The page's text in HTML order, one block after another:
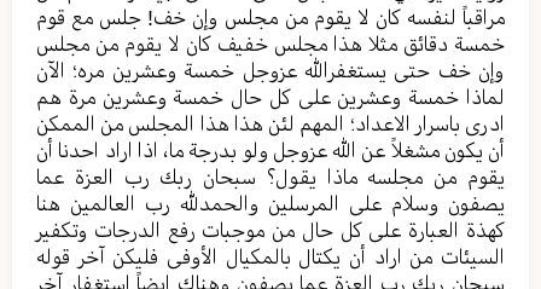
مراقباً لنفسه کان لا یقوم من مجلس وإن خف! جلس مع قوم
خمسة دقائق مثلا هذا مجلس خفیف کان لا یقوم من مجلس
وإن خف حتی یستغفرالله عزوجل خمسة وعشرین مره؛ الآن
لماذا خمسة وعشرین علی کل حال خمسة وعشرین مرة هم
ادری باسرار الاعداد؛ المهم لئن هذا هذا المجلس من الممکن
أن یکون مشغلاً عن الله عزوجل ولو بدرجة ما، اذا اراد احدنا أن
یقوم من مجلسه ماذا یقول؟ سبحان ربك رب العزة عما
یصفون وسلام علی المرسلین والحمدلله رب العالمین هنا
کهذة العبارة علی کل حال من موجبات رفع الدرجات وتکفیر
السیئات من اراد أن یکتال بالمکیال الأوفی فلیکن آخر قوله
سبحان ربك رب العزة عما یصفون وهناك ایضاً استغفار آخر